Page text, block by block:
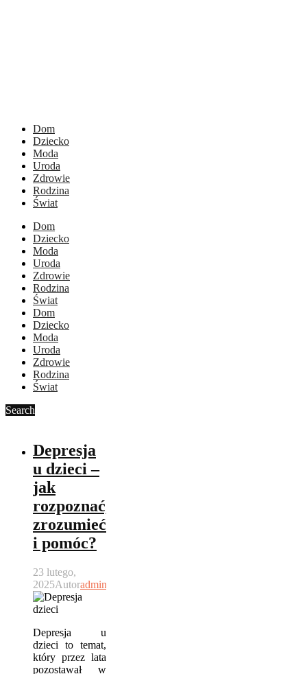
Dom
Dziecko
Moda
Uroda
Zdrowie
Rodzina
Świat
Dom
Dziecko
Moda
Uroda
Zdrowie
Rodzina
Świat
Dom
Dziecko
Moda
Uroda
Zdrowie
Rodzina
Świat
Search
Depresja
u dzieci –
jak
rozpoznać,
zrozumieć
i pomóc?
23 lutego,
2025Autoradmin
Depresja u
dzieci to temat,
który przez lata
pozostawał w